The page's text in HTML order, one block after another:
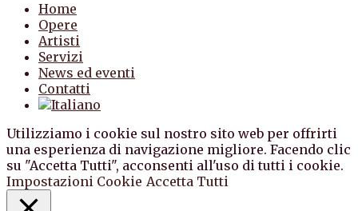
Home
Opere
Artisti
Servizi
News ed eventi
Contatti
Utilizziamo i cookie sul nostro sito web per offrirti
una esperienza di navigazione migliore. Facendo clic
su "Accetta Tutti", acconsenti all'uso di tutti i cookie.
Impostazioni Cookie Accetta Tutti